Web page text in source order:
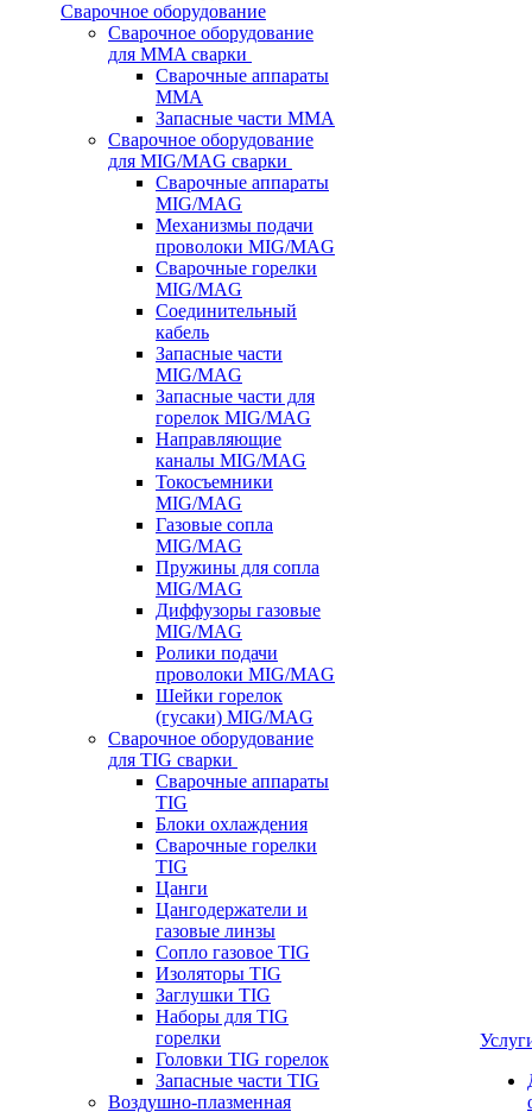
Сварочное оборудование
Сварочное оборудование
для MMA сварки
Сварочные аппараты
MMA
Запасные части MMA
Сварочное оборудование
для MIG/MAG сварки
Сварочные аппараты
MIG/MAG
Механизмы подачи
проволоки MIG/MAG
Сварочные горелки
MIG/MAG
Соединительный
кабель
Запасные части
MIG/MAG
Запасные части для
горелок MIG/MAG
Направляющие
каналы MIG/MAG
Токосъемники
MIG/MAG
Газовые сопла
MIG/MAG
Пружины для сопла
MIG/MAG
Диффузоры газовые
MIG/MAG
Ролики подачи
проволоки MIG/MAG
Шейки горелок
(гусаки) MIG/MAG
Сварочное оборудование
для TIG сварки
Сварочные аппараты
TIG
Блоки охлаждения
Сварочные горелки
TIG
Цанги
Цангодержатели и
газовые линзы
Сопло газовое TIG
Изоляторы TIG
Заглушки TIG
Наборы для TIG
горелки
Головки TIG горелок
Запасные части TIG
Воздушно-плазменная